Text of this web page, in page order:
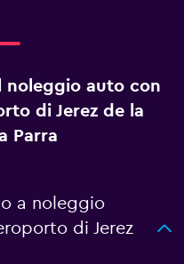
noleggio auto con
di Jerez de la
Parra
a noleggio
di Jerez